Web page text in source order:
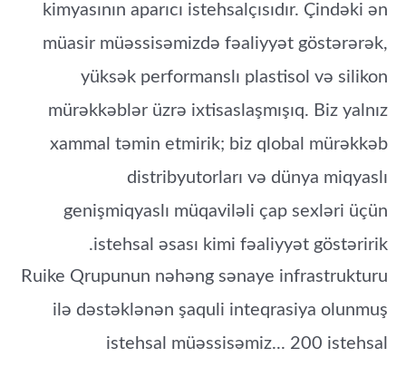
kimyasının aparıcı istehsalçısıdır. Çindəki ən
müasir müəssisəmizdə fəaliyyət göstərərək,
yüksək performanslı plastisol və silikon
mürəkkəblər üzrə ixtisaslaşmışıq. Biz yalnız
xammal təmin etmirik; biz qlobal mürəkkəb
distribyutorları və dünya miqyaslı
genişmiqyaslı müqaviləli çap sexləri üçün
istehsal əsası kimi fəaliyyət göstəririk.
Ruike Qrupunun nəhəng sənaye infrastrukturu
ilə dəstəklənən şaquli inteqrasiya olunmuş
istehsal müəssisəmiz... 200 istehsal